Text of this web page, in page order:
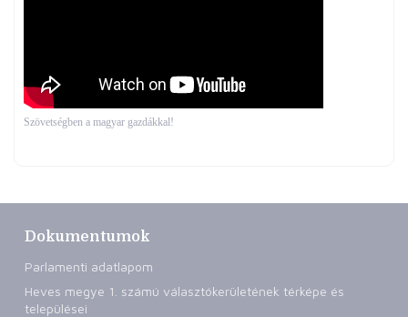
Szövetségben a magyar gazdákkal!
Dokumentumok
Parlamenti adatlapom
Heves megye 1. számú választókerületének térképe és
települései